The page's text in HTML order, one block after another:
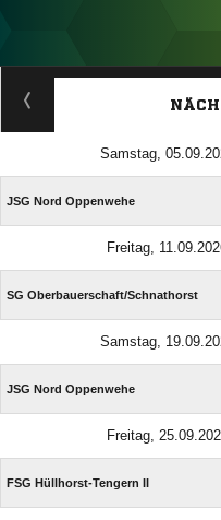
Samstag,
JSG Nord Oppenwehe
Freitag,
SG Oberbauerschaft/​Schnathorst
Samstag,
JSG Nord Oppenwehe
Freitag,
FSG Hüllhorst-Tengern II